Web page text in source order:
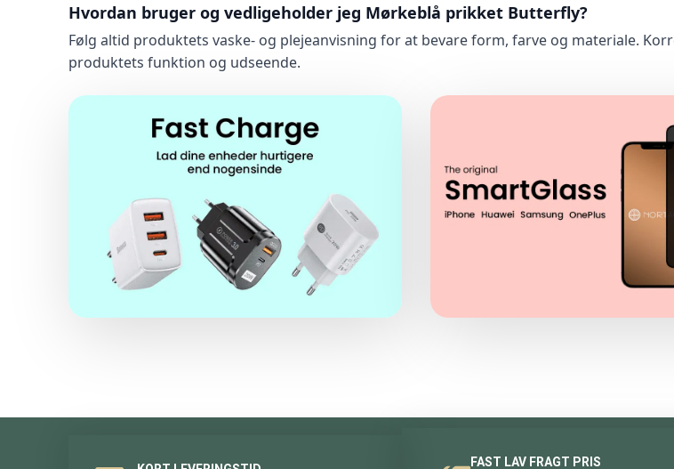
Hvordan bruger og vedligeholder jeg Mørkeblå prikket Butterfly?
Følg altid produktets vaske- og plejeanvisning for at bevare form, farve og materiale.
produktets funktion og udseende.
FAST LAV FRAGT PRIS